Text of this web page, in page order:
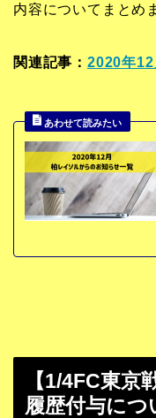
内容についてまとめ
関連記事： 2020年12
【1/4FC東
履歴付与につ